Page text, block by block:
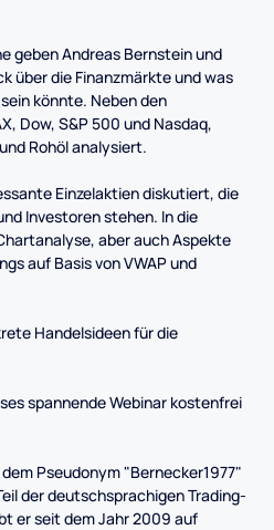
geben Andreas Bernstein und
über die Finanzmärkte und was
könnte. Neben den
Dow, S&P 500 und Nasdaq,
Rohöl analysiert.
Einzelaktien diskutiert, die
Investoren stehen. In die
aber auch Aspekte
auf Basis von VWAP und
Handelsideen für die
spannende Webinar kostenfrei
Pseudonym "Bernecker1977"
der deutschsprachigen Trading-
er seit dem Jahr 2009 auf